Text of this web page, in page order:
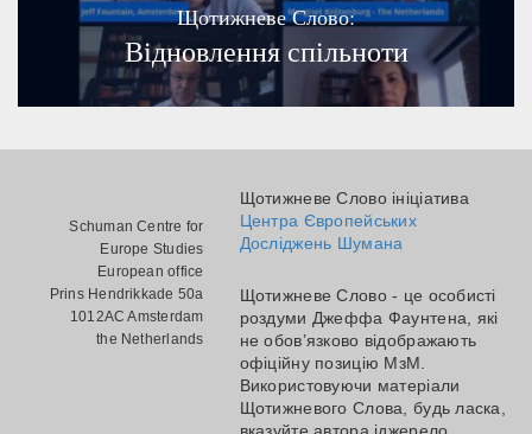
Щотижневе Слово:
Відновлення спільноти
Schuman Centre for
Europe Studies
European office
Prins Hendrikkade 50a
1012AC Amsterdam
the Netherlands
Щотижневе Слово ініціатива
Центра Європейських
Досліджень Шумана
Щотижневе Слово - це особисті
роздуми Джеффа Фаунтена, які
не обов’язково відображають
офіційну позицію МзМ.
Використовуючи матеріали
Щотижневого Слова, будь ласка,
вказуйте автора іджерело.